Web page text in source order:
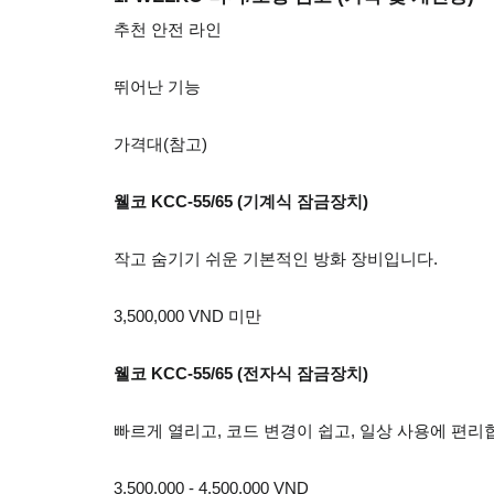
추천 안전 라인
뛰어난 기능
가격대(참고)
웰코 KCC-55/65 (기계식 잠금장치)
작고 숨기기 쉬운 기본적인 방화 장비입니다.
3,500,000 VND 미만
웰코 KCC-55/65 (전자식 잠금장치)
빠르게 열리고, 코드 변경이 쉽고, 일상 사용에 편리
3,500,000 - 4,500,000 VND